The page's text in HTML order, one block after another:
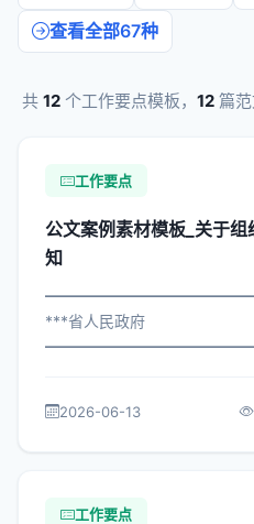
查看全部67种
共 12 个工作要点模板， 12 篇
工作要点
公文案例素材模板_关于
知
***省人民政府
属机构： 为深入贯彻落实习
2026-06-13
工作要点